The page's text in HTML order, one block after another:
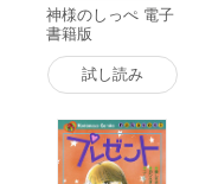
神様のしっぺ 電子
書籍版
試し読み